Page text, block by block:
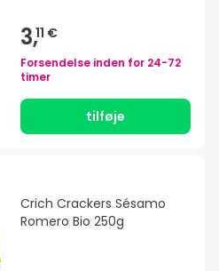
3,11 €
Forsendelse inden for 24-72
timer
tilføje
Crich Crackers Sésamo
Romero Bio 250g